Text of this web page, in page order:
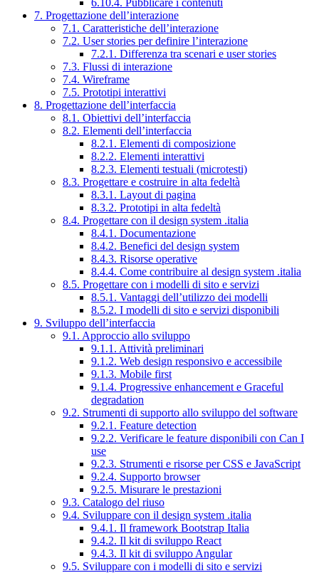
7. Progettazione dell’interazione
7.1. Caratteristiche dell’interazione
7.2. User stories per definire l’interazione
7.2.1. Differenza tra scenari e user stories
7.3. Flussi di interazione
7.4. Wireframe
7.5. Prototipi interattivi
8. Progettazione dell’interfaccia
8.1. Obiettivi dell’interfaccia
8.2. Elementi dell’interfaccia
8.2.1. Elementi di composizione
8.2.2. Elementi interattivi
8.2.3. Elementi testuali (microtesti)
8.3. Progettare e costruire in alta fedeltà
8.3.1. Layout di pagina
8.3.2. Prototipi in alta fedeltà
8.4. Progettare con il design system .italia
8.4.1. Documentazione
8.4.2. Benefici del design system
8.4.3. Risorse operative
8.4.4. Come contribuire al design system .italia
8.5. Progettare con i modelli di sito e servizi
8.5.1. Vantaggi dell’utilizzo dei modelli
8.5.2. I modelli di sito e servizi disponibili
9. Sviluppo dell’interfaccia
9.1. Approccio allo sviluppo
9.1.1. Attività preliminari
9.1.2. Web design responsivo e accessibile
9.1.3. Mobile first
9.1.4. Progressive enhancement e Graceful
degradation
9.2. Strumenti di supporto allo sviluppo del software
9.2.1. Feature detection
9.2.2. Verificare le feature disponibili con Can I
use
9.2.3. Strumenti e risorse per CSS e JavaScript
9.2.4. Supporto browser
9.2.5. Misurare le prestazioni
9.3. Catalogo del riuso
9.4. Sviluppare con il design system .italia
9.4.1. Il framework Bootstrap Italia
9.4.2. Il kit di sviluppo React
9.4.3. Il kit di sviluppo Angular
9.5. Sviluppare con i modelli di sito e servizi